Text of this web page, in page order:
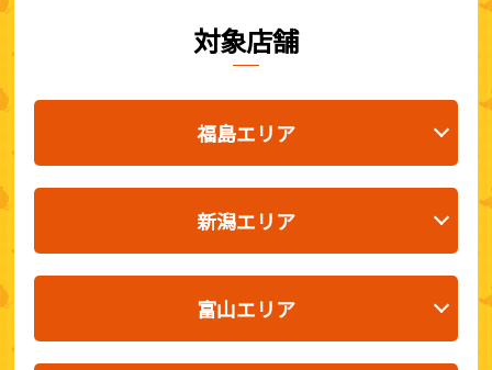
対象店舗
福島エリア
新潟エリア
富山エリア